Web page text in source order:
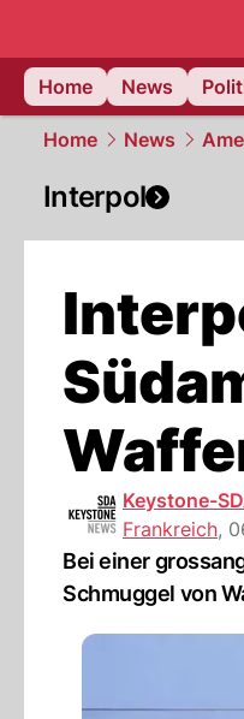
Home
News
Home News
Interpol
Keystone-
Frankreich,
Bei einer
Schmuggel von